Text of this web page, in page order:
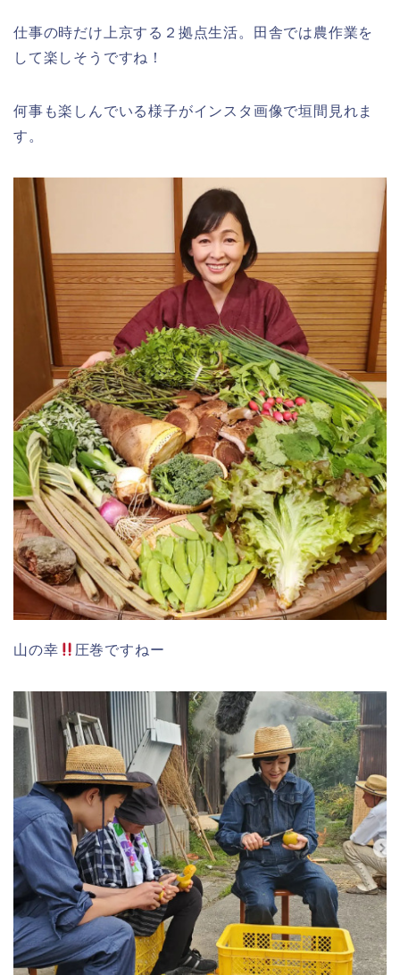
仕事の時だけ上京する２拠点生活。田舎では農作業を
して楽しそうですね！
何事も楽しんでいる様子がインスタ画像で垣間見れま
す。
山の幸 圧巻ですねー